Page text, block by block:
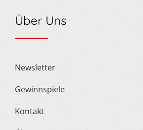
Über Uns
Newsletter
Gewinnspiele
Kontakt